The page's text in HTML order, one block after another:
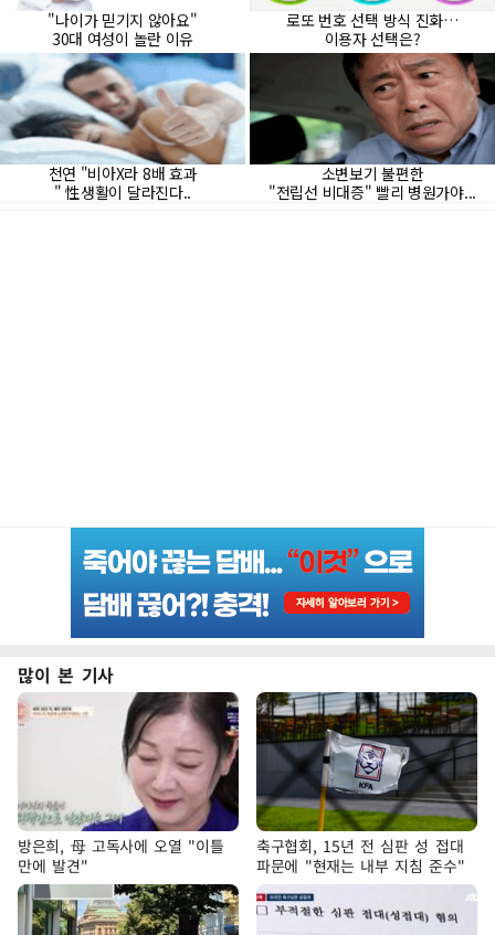
많이 본 기사
방은희, 母 고독사에 오열 "이틀
만에 발견"
축구협회, 15년 전 심판 성 접대
파문에 "현재는 내부 지침 준수"